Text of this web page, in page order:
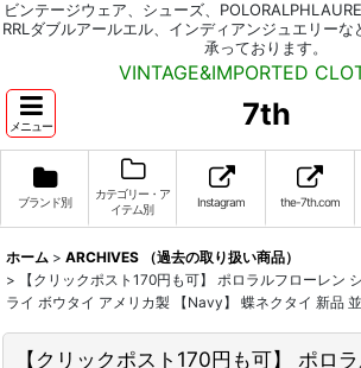
ビンテージウェア、シューズ、
RRLダブルアールエル、インディアンジュエリー
承っております。
VINTAGE&IMPORTED
メニュー 7th
ブランド別
カテゴリー・ア
イテム別
Instagram the-7th.com
ホーム > ARCHIVES （過去の取り扱い商品）
>
【クリックポスト170円も可】 ポロラルフローレン
ライ ボウタイ アメリカ製 【Navy】 蝶ネクタイ 新品
【クリックポスト170円も可】 ポロ